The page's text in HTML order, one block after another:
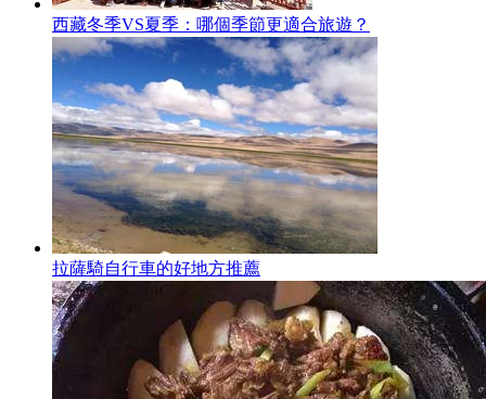
西藏冬季VS夏季：哪個季節更適合旅遊？
拉薩騎自行車的好地方推薦